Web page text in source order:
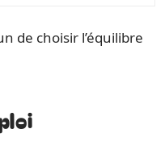
de choisir l’équilibre